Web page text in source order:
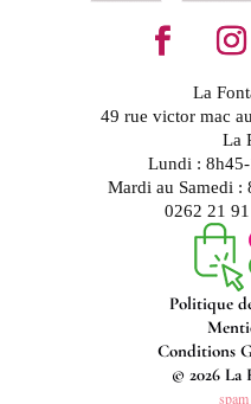
La
49 rue victor mac
La
Lundi :
Mardi au Samedi :
0262 21
Politique
Conditions
© 2026 La